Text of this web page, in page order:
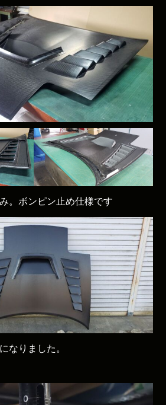
。ボンピン止め仕様です
なりました。